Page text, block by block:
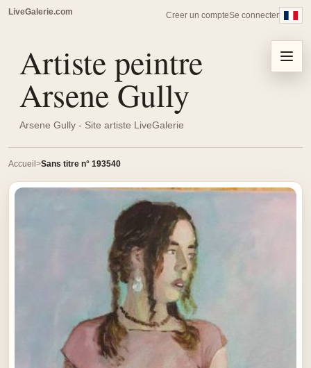
LiveGalerie.com Creer un compteSe connecter
Artiste peintre
Arsene Gully
Arsene Gully - Site artiste LiveGalerie
Menu
Accueil Sans titre n° 193540